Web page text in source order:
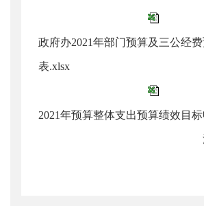
政府办2021年部门预算及三公经
表.xlsx
2021年预算整体支出预算绩效目